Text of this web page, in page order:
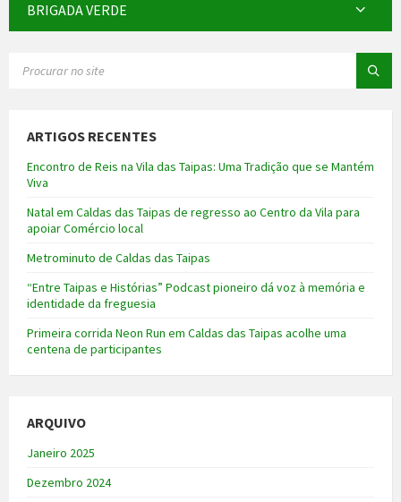
BRIGADA VERDE
ARTIGOS RECENTES
Encontro de Reis na Vila das Taipas: Uma Tradição que se Mantém
Viva
Natal em Caldas das Taipas de regresso ao Centro da Vila para
apoiar Comércio local
Metrominuto de Caldas das Taipas
“Entre Taipas e Histórias” Podcast pioneiro dá voz à memória e
identidade da freguesia
Primeira corrida Neon Run em Caldas das Taipas acolhe uma
centena de participantes
ARQUIVO
Janeiro 2025
Dezembro 2024